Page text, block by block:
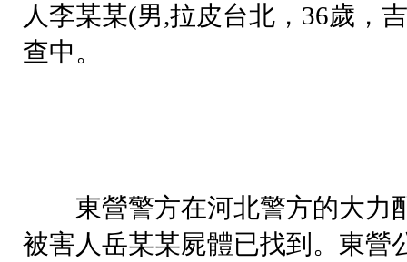
人李某某(男,拉皮台北，36歲，
查中。
東營警方在河北警方的大力配
被害人岳某某屍體已找到。東營